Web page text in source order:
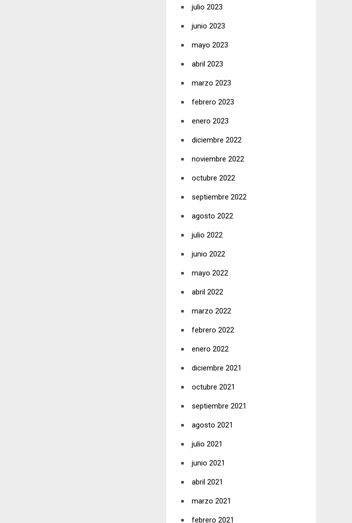
julio 2023
junio 2023
mayo 2023
abril 2023
marzo 2023
febrero 2023
enero 2023
diciembre 2022
noviembre 2022
octubre 2022
septiembre 2022
agosto 2022
julio 2022
junio 2022
mayo 2022
abril 2022
marzo 2022
febrero 2022
enero 2022
diciembre 2021
octubre 2021
septiembre 2021
agosto 2021
julio 2021
junio 2021
abril 2021
marzo 2021
febrero 2021